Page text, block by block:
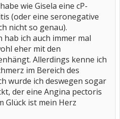
wie Gisela eine cP-
(oder eine seronegative
nicht so genau).
hab ich auch immer mal
eher mit den
Allerdings kenne ich
im Bereich des
wurde ich deswegen sogar
der eine Angina pectoris
Glück ist mein Herz